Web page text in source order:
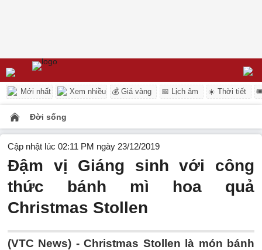
Mới nhất Xem nhiều 💰 Giá vàng 📅 Lịch âm ☀️ Thời tiết
Đời sống
Cập nhật lúc 02:11 PM ngày 23/12/2019
Đậm vị Giáng sinh với công
thức bánh mì hoa quả
Christmas Stollen
(VTC News) -Christmas Stollen là món bánh